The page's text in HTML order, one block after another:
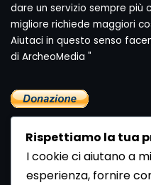
dare un servizio sempre più
migliore richiede maggiori
Aiutaci in questo senso
di ArcheoMedia "
Rispettiamo la tua
I cookie ci aiutano a
esperienza, fornire